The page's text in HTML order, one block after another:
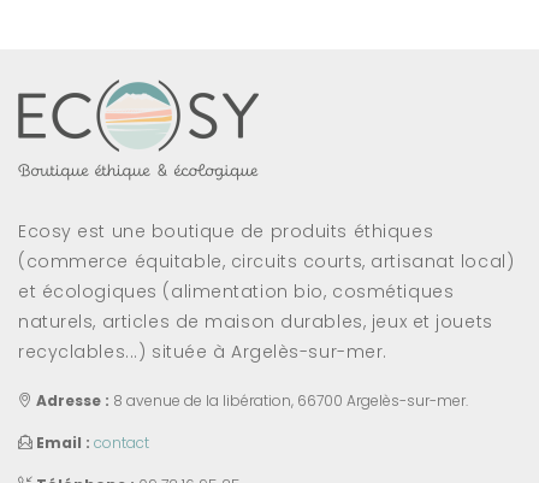
Ecosy est une boutique de produits éthiques
(commerce équitable, circuits courts, artisanat local)
et écologiques (alimentation bio, cosmétiques
naturels, articles de maison durables, jeux et jouets
recyclables...) située à Argelès-sur-mer.
Adresse : 8 avenue de la libération, 66700 Argelès-sur-mer.
Email : contact